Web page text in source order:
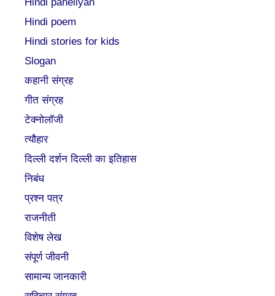
Hindi poem
Hindi stories for kids
Slogan
कहानी संग्रह
गीत संग्रह
टेक्नोलॉजी
त्यौहार
दिल्ली दर्शन दिल्ली का इतिहास
निबंध
प्रश्न पत्र
राजनीती
विशेष लेख
संपूर्ण जीवनी
सामान्य जानकारी